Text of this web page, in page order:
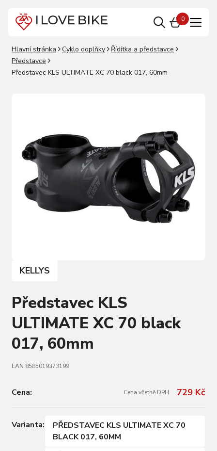
0
Hlavní stránka Cyklo doplňky
Řídítka a představce
Představce
Představec KLS ULTIMATE XC 70 black 017, 60mm
KELLYS
Představec KLS
ULTIMATE XC 70 black
017, 60mm
EAN 8585019373199
Cena: Cena včetně DPH 729 Kč
Varianta:
PŘEDSTAVEC KLS ULTIMATE XC 70
BLACK 017, 60MM